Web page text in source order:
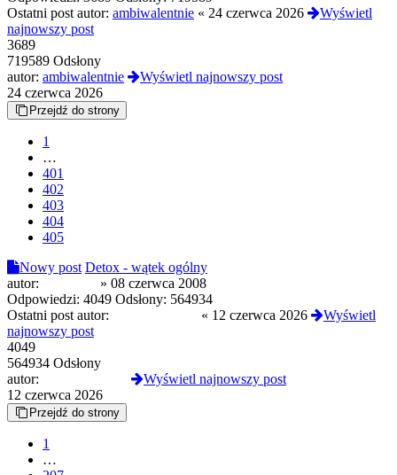
Ostatni post autor: ambiwalentnie « 24 czerwca 2026
Wyświetl
najnowszy post
3689
719589 Odsłony
autor: ambiwalentnie
Wyświetl najnowszy post
24 czerwca 2026
Przejdź do strony
1
…
401
402
403
404
405
Nowy post Detox - wątek ogólny
autor:
» 08 czerwca 2008
Odpowiedzi: 4049 Odsłony: 564934
Ostatni post autor:
« 12 czerwca 2026
Wyświetl
najnowszy post
4049
564934 Odsłony
autor:
Wyświetl najnowszy post
12 czerwca 2026
Przejdź do strony
1
…